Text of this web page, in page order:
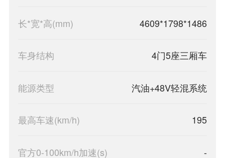
长*宽*高(mm) 4609*1798*1486
车身结构 4门5座三厢车
能源类型 汽油+48V轻混系统
最高车速(km/h) 195
官方0-100km/h加速(s) -